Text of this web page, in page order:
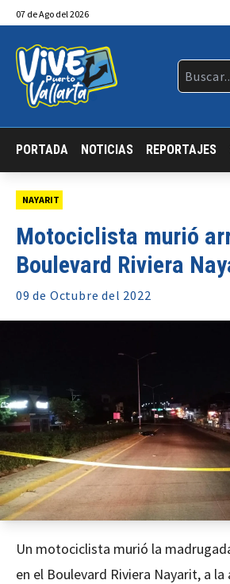
07 deAgo del 2026
PORTADA NOTICIAS REPORTAJES
NAYARIT
Motociclista murió
Boulevard Riviera
09 de Octubre del 2022
Un motociclista murió la
en el Boulevard Riviera Nayarit, a